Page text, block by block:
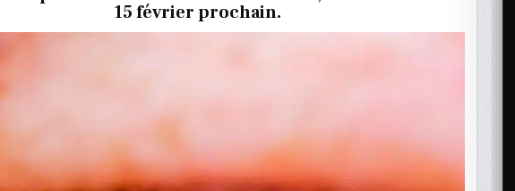
DE
15 février prochain.